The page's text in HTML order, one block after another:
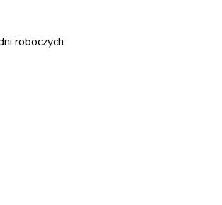
roboczych.